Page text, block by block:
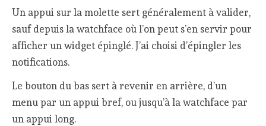
Un appui sur la molette sert généralement à valider,
sauf depuis la watchface où l’on peut s’en servir pour
afficher un widget épinglé. J’ai choisi d’épingler les
notifications.
Le bouton du bas sert à revenir en arrière, d’un
menu par un appui bref, ou jusqu’à la watchface par
un appui long.